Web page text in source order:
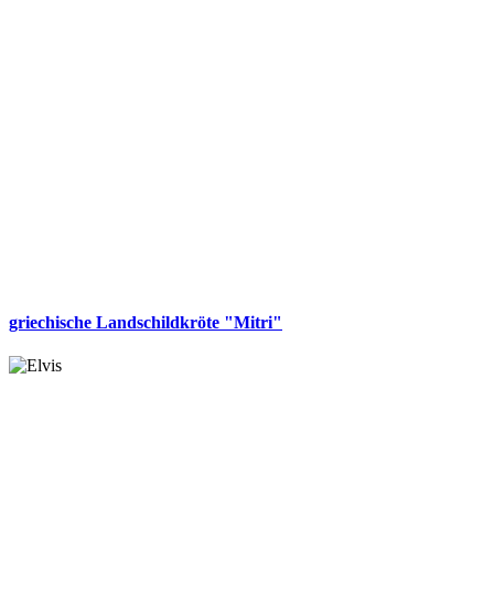
griechische Landschildkröte "Mitri"